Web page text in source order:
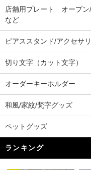
店舗用プレート オープン/
など
ピアススタンド/アクセサ
切り文字（カット文字）
オーダーキーホルダー
和風/家紋/梵字グッズ
ペットグッズ
ランキング